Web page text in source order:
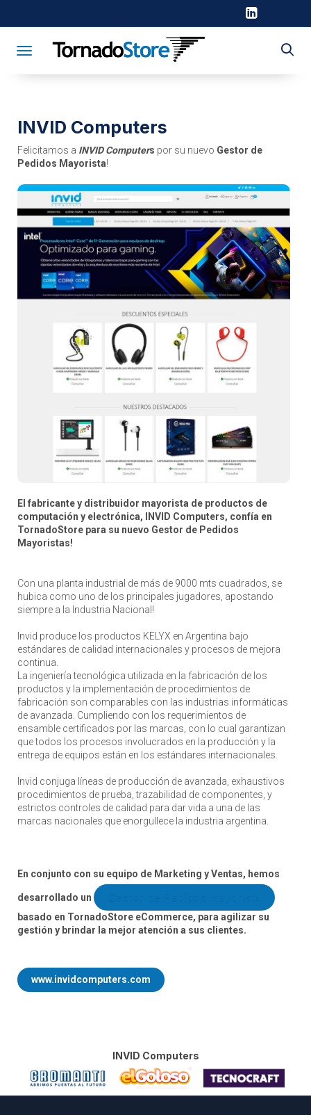
Toggle navigation
INVID Computers
Felicitamos a INVID Computers por su nuevo Gestor de
Pedidos Mayorista!
El fabricante y distribuidor mayorista de productos de
computación y electrónica, INVID Computers, confía en
TornadoStore para su nuevo Gestor de Pedidos
Mayoristas!
Con una planta industrial de más de 9000 mts cuadrados, se
hubica como uno de los principales jugadores, apostando
siempre a la Industria Nacional!
Invid produce los productos KELYX en Argentina bajo
estándares de calidad internacionales y procesos de mejora
continua.
La ingeniería tecnológica utilizada en la fabricación de los
productos y la implementación de procedimientos de
fabricación son comparables con las industrias informáticas
de avanzada. Cumpliendo con los requerimientos de
ensamble certificados por las marcas, con lo cual garantizan
que todos los procesos involucrados en la producción y la
entrega de equipos están en los estándares internacionales.
Invid conjuga líneas de producción de avanzada, exhaustivos
procedimientos de prueba, trazabilidad de componentes, y
estrictos controles de calidad para dar vida a una de las
marcas nacionales que enorgullece la industria argentina.
En conjunto con su equipo de Marketing y Ventas, hemos
desarrollado un
basado en TornadoStore eCommerce, para agilizar su
gestión y brindar la mejor atención a sus clientes.
www.invidcomputers.com
INVID Computers